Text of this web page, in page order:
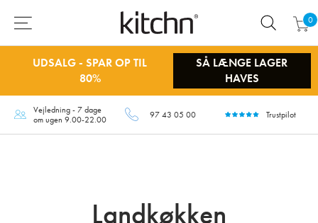
0
UDSALG - SPAR OP TIL
80%
SÅ LÆNGE LAGER
HAVES
Vejledning - 7 dage
om ugen 9.00-22.00
97 43 05 00 Trustpilot
Landkøkken